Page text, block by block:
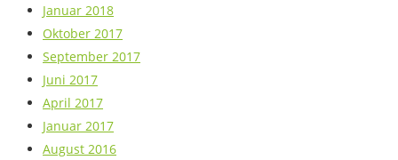
Januar 2018
Oktober 2017
September 2017
Juni 2017
April 2017
Januar 2017
August 2016